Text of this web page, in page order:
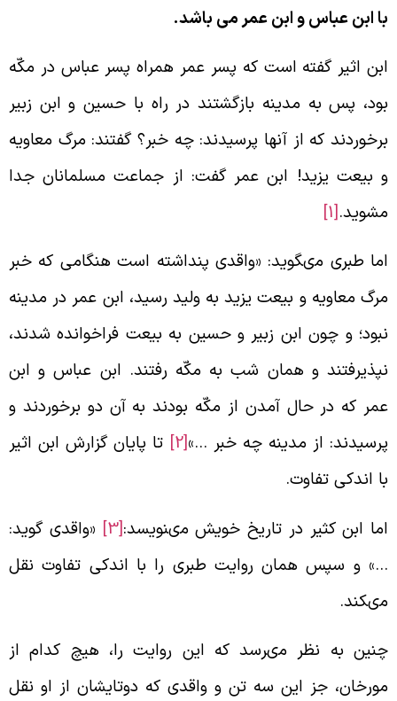
ابن عباس و ابن عمر می باشد.
اثير گفته است كه پسر عمر همراه پسر عباس در مكّه
پس به مدينه بازگشتند در راه با حسين و ابن زبير
كه از آن‏ها پرسيدند: چه خبر؟ گفتند: مرگ معاويه
بيعت يزيد! ابن عمر گفت: از جماعت مسلمانان جدا
[1]
طبرى مى‏گويد: «واقدى پنداشته است هنگامى كه خبر
معاويه و بيعت يزيد به وليد رسيد، ابن عمر در مدينه
و چون ابن زبير و حسين به بيعت فراخوانده شدند،
و همان شب به مكّه رفتند. ابن عباس و ابن
كه در حال آمدن از مكّه بودند به آن دو برخوردند و
از مدينه چه خبر …»[2] تا پايان گزارش ابن اثير
اندكى تفاوت.
ابن كثير در تاريخ خويش مى‏نويسد:[3]
«واقدى گويد:
و سپس همان روايت طبرى را با اندكى تفاوت نقل
به نظر مى‏رسد كه اين روايت را، هيچ كدام از
جز اين سه تن و واقدى كه دوتايشان از او نقل